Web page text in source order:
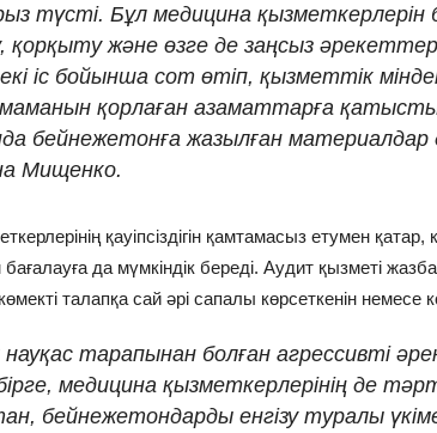
түсті. Бұл медицина қызметкерлерін
қорқыту және өзге де заңсыз
іс бойынша сот өтіп, қызметтік
қорлаған азаматтарға қатысты
бейнежетонға жазылған материалдар
Мищенко.
қауіпсіздігін қамтамасыз етумен қатар,
да мүмкіндік береді. Аудит қызметі
талапқа сай әрі сапалы көрсеткенін немесе
тарапынан болған агрессивті
медицина қызметкерлерінің де
бейнежетондарды енгізу туралы